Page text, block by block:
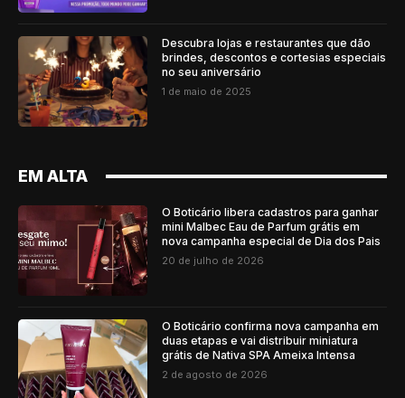
Descubra lojas e restaurantes que dão
brindes, descontos e cortesias especiais
no seu aniversário
1 de maio de 2025
EM ALTA
O Boticário libera cadastros para ganhar
mini Malbec Eau de Parfum grátis em
nova campanha especial de Dia dos Pais
20 de julho de 2026
O Boticário confirma nova campanha em
duas etapas e vai distribuir miniatura
grátis de Nativa SPA Ameixa Intensa
2 de agosto de 2026